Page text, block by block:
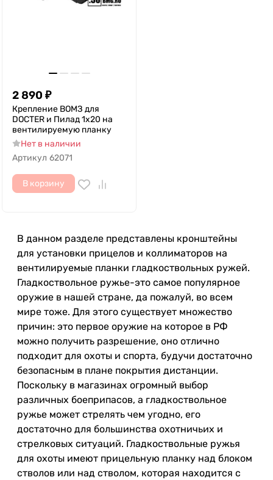
2 890 ₽
Крепление ВОМЗ для
DOCTER и Пилад 1x20 на
вентилируемую планку
Нет в наличии
Артикул 62071
В корзину
В данном разделе представлены кронштейны
для установки прицелов и коллиматоров на
вентилируемые планки гладкоствольных ружей.
Гладкоствольное ружье-это самое популярное
оружие в нашей стране, да пожалуй, во всем
мире тоже. Для этого существует множество
причин: это первое оружие на которое в РФ
можно получить разрешение, оно отлично
подходит для охоты и спорта, будучи достаточно
безопасным в плане покрытия дистанции.
Поскольку в магазинах огромный выбор
различных боеприпасов, а гладкоствольное
ружье может стрелять чем угодно, его
достаточно для большинства охотничьих и
стрелковых ситуаций. Гладкоствольные ружья
для охоты имеют прицельную планку над блоком
стволов или над стволом, которая находится с